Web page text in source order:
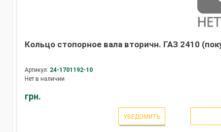
Кольцо стопорное вала вторичн. ГАЗ 2410
Артикул: 24-1701192-10
Нет в наличии
грн.
УВЕДОМИТЬ